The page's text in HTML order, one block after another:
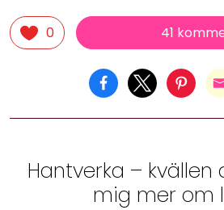
0 41
Hantverka –
mig mer om